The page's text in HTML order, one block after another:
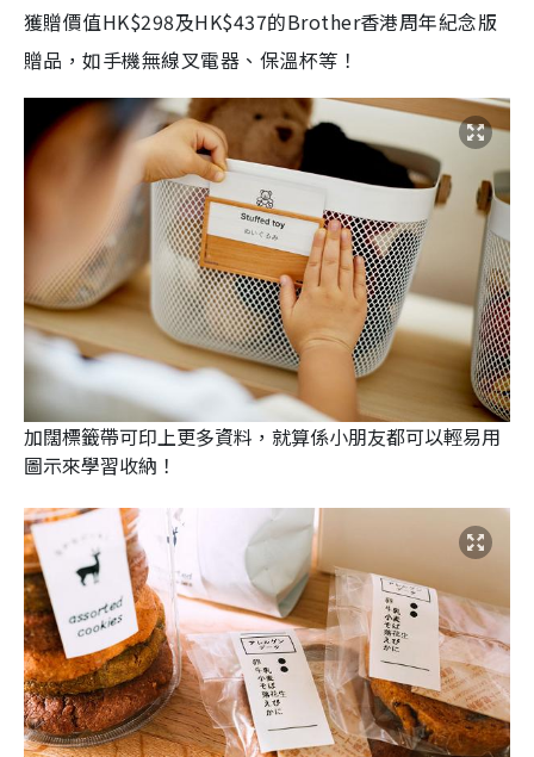
獲贈價值HK$298及HK$437的Brother香港周年紀念版
贈品，如手機無線叉電器、保溫杯等！
加闊標籤帶可印上更多資料，就算係小朋友都可以輕易用
圖示來學習收納！